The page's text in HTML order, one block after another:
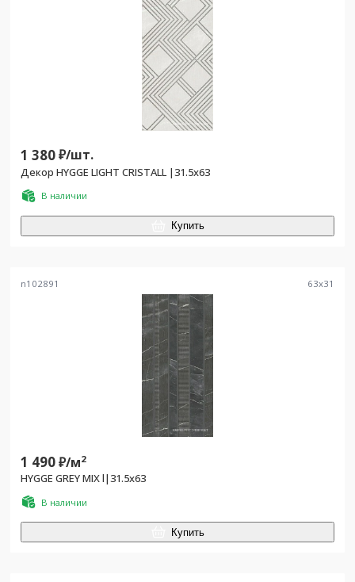
1 380₽/шт.
Декор HYGGE LIGHT CRISTALL |31.5x63
В наличии
Купить
n102891 63x31
1 490₽/м2
HYGGE GREY MIX l|31.5x63
В наличии
Купить